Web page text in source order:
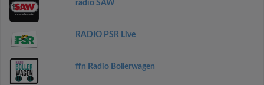
radio SAW
RADIO PSR Live
ffn Radio Bollerwagen